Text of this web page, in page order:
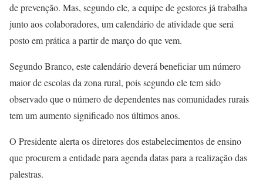
de prevenção. Mas, segundo ele, a equipe de gestores já trabalha
junto aos colaboradores, um calendário de atividade que será
posto em prática a partir de março do que vem.
Segundo Branco, este calendário deverá beneficiar um número
maior de escolas da zona rural, pois segundo ele tem sido
observado que o número de dependentes nas comunidades rurais
tem um aumento significado nos últimos anos.
O Presidente alerta os diretores dos estabelecimentos de ensino
que procurem a entidade para agenda datas para a realização das
palestras.